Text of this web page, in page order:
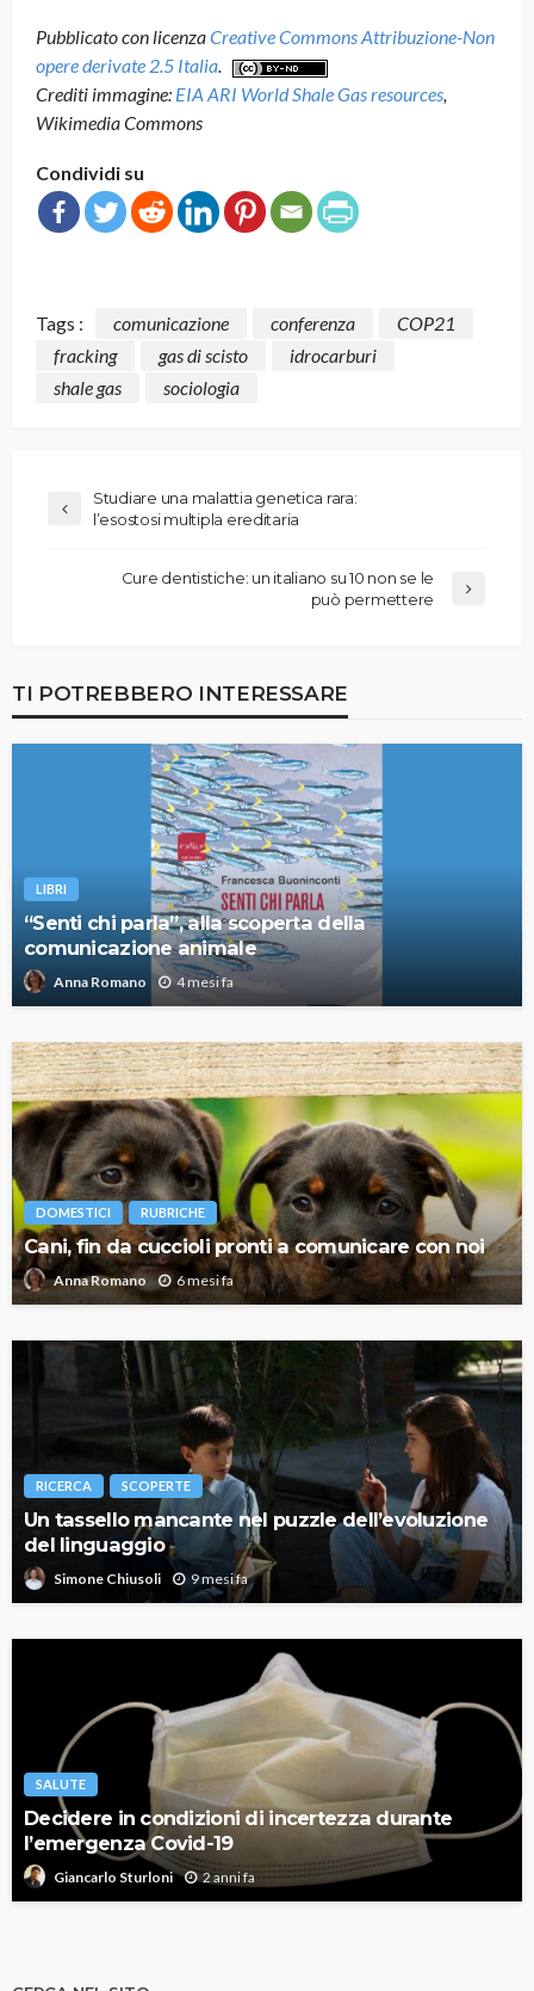
Pubblicato con licenzaCreative Commons Attribuzione-Non
opere derivate 2.5 Italia.
Crediti immagine: EIA ARI World Shale Gas resources,
Wikimedia Commons
Condividi su
Tags : comunicazione conferenza
COP21
fracking
gas di scisto
idrocarburi
shale gas
sociologia
Studiare una malattia genetica rara:
l’esostosi multipla ereditaria
Cure dentistiche: un italiano su 10 non se le
può permettere
TI POTREBBERO INTERESSARE
LIBRI
“Senti chi parla”, alla scoperta della
comunicazione animale
Anna Romano 4 mesi fa
DOMESTICI RUBRICHE
Cani, fin da cuccioli pronti a comunicare con noi
Anna Romano 6 mesi fa
RICERCA SCOPERTE
Un tassello mancante nel puzzle dell’evoluzione
del linguaggio
Simone Chiusoli 9 mesi fa
SALUTE
Decidere in condizioni di incertezza durante
l’emergenza Covid-19
Giancarlo Sturloni 2 anni fa